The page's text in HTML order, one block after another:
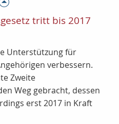
tritt bis 2017
Unterstützung für
verbessern.
Zweite
Weg gebracht, dessen
erst 2017 in Kraft